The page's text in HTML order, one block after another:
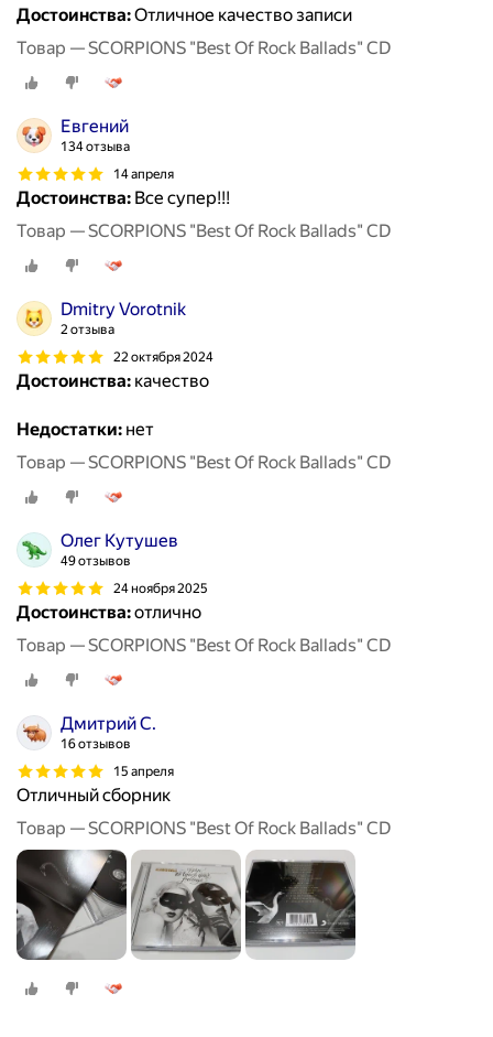
Достоинства:Отличное качество записи
Товар — SCORPIONS "Best Of Rock Ballads" CD
Евгений
134 отзыва
14 апреля
Достоинства: Все супер!!!
Товар — SCORPIONS "Best Of Rock Ballads" CD
Dmitry Vorotnik
2 отзыва
22 октября 2024
Достоинства: качество
Недостатки: нет
Товар — SCORPIONS "Best Of Rock Ballads" CD
Олег Кутушев
49 отзывов
24 ноября 2025
Достоинства:отлично
Товар — SCORPIONS "Best Of Rock Ballads" CD
Дмитрий С.
16 отзывов
15 апреля
Отличный сборник
Товар — SCORPIONS "Best Of Rock Ballads" CD